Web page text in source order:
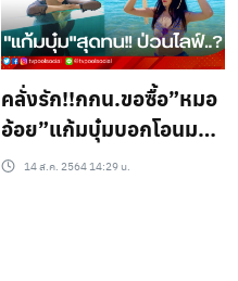
คลั่งรัก!!กกน.ขอซื้อ”หมอ
อ้อย”แก้มบุ๋มบอกโอนมา
เลย..?
14 ส.ค. 2564 14:29 น.